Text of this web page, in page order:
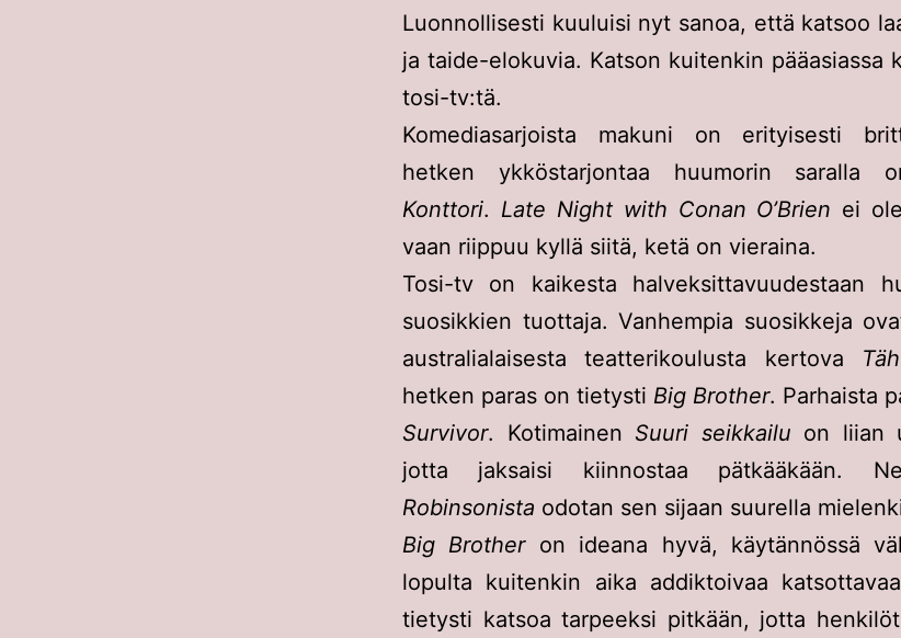
Luonnollisesti kuuluisi nyt sanoa, että katsoo
ja taide-elokuvia. Katson kuitenkin pääasiassa
tosi-tv:tä.
Komediasarjoista makuni on erityisesti
hetken ykköstarjontaa huumorin saralla
Konttori. Late Night with Conan O’Brien ei
vaan riippuu kyllä siitä, ketä on vieraina.
Tosi-tv on kaikesta halveksittavuudestaan
suosikkien tuottaja. Vanhempia suosikkeja
australialaisesta teatterikoulusta kertova
hetken paras on tietysti Big Brother. Parhaista
Survivor. Kotimainen Suuri seikkailu on liian
jotta jaksaisi kiinnostaa pätkääkään.
Robinsonista odotan sen sijaan suurella
Big Brotheron ideana hyvä, käytännössä
lopulta kuitenkin aika addiktoivaa
tietysti katsoa tarpeeksi pitkään, jotta